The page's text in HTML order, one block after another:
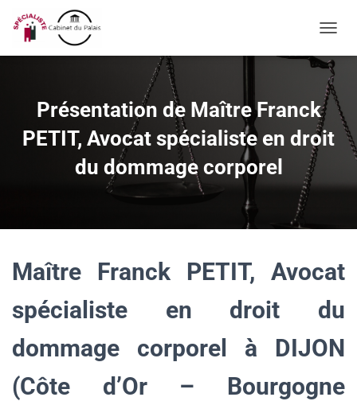
Présentation de Maître Franck
PETIT, Avocat spécialiste en droit
du dommage corporel
Maître Franck PETIT, Avocat
spécialiste en droit du
dommage corporel à DIJON
(Côte d’Or – Bourgogne